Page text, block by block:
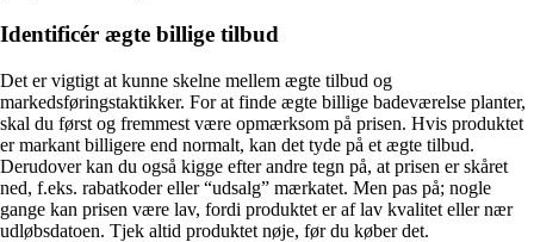
Identificér ægte billige tilbud
Det er vigtigt at kunne skelne mellem ægte tilbud og
markedsføringstaktikker. For at finde ægte billige badeværelse planter,
skal du først og fremmest være opmærksom på prisen. Hvis produktet
er markant billigere end normalt, kan det tyde på et ægte tilbud.
Derudover kan du også kigge efter andre tegn på, at prisen er skåret
ned, f.eks. rabatkoder eller “udsalg” mærkatet. Men pas på; nogle
gange kan prisen være lav, fordi produktet er af lav kvalitet eller nær
udløbsdatoen. Tjek altid produktet nøje, før du køber det.